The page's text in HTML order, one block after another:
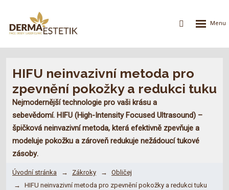
Vyhledávání
Rozbalení
HIFU neinvazivní metoda pro
zpevnění pokožky a redukci tuku
Nejmodernější technologie pro vaši krásu a
sebevědomí. HIFU (High-Intensity Focused Ultrasound) –
špičková neinvazivní metoda, která efektivně zpevňuje a
modeluje pokožku a zároveň redukuje nežádoucí tukové
zásoby.
Úvodní stránka Zákroky
Obličej
HIFU neinvazivní metoda pro zpevnění pokožky a redukci tuku